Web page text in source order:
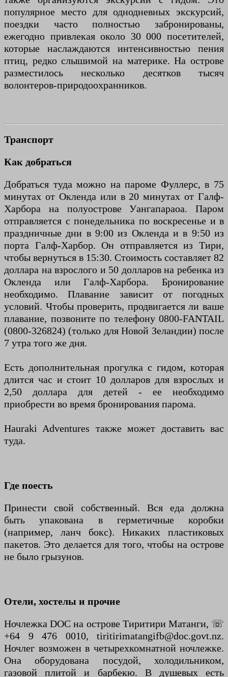
популярное место для однодневных экскурсий,
поездки часто полностью забронированы,
ежегодно привлекая около 30 000 посетителей,
которые наслаждаются интенсивностью пения
птиц, редко слышимой на материке. На острове
разместилось несколько десятков тысяч
волонтеров-природоохранников.
Транспорт
Как добраться
Добраться туда можно на пароме Фуллерс, в 75
минутах от Окленда или в 20 минутах от Галф-
Харбора на полуострове Уангапараоа. Паром
отправляется с понедельника по воскресенье и в
праздничные дни в 9:00 из Окленда и в 9:50 из
порта Галф-Харбор. Он отправляется из Тири,
чтобы вернуться в 15:30. Стоимость составляет 82
доллара на взрослого и 50 долларов на ребенка из
Окленда или Галф-Харбора. Бронирование
необходимо. Плавание зависит от погодных
условий. Чтобы проверить, продвигается ли ваше
плавание, позвоните по телефону 0800-FANTAIL
(0800-326824) (только для Новой Зеландии) после
7 утра того же дня.
Есть дополнительная прогулка с гидом, которая
длится час и стоит 10 долларов для взрослых и
2,50 доллара для детей - ее необходимо
приобрести во время бронирования парома.
Hauraki Adventures также может доставить вас
туда.
Где поесть
Принести свой собственный. Вся еда должна
быть упакована в герметичные коробки
(например, ланч бокс). Никаких пластиковых
пакетов. Это делается для того, чтобы на острове
не было грызунов.
Отели, хостелы и прочие
Ночлежка DOC на острове Тиритири Матанги, ☏
+64 9 476 0010, tiritirimatangifb@doc.govt.nz.
Ночлег возможен в четырехкомнатной ночлежке.
Она оборудована посудой, холодильником,
газовой плитой и барбекю. В душевых есть